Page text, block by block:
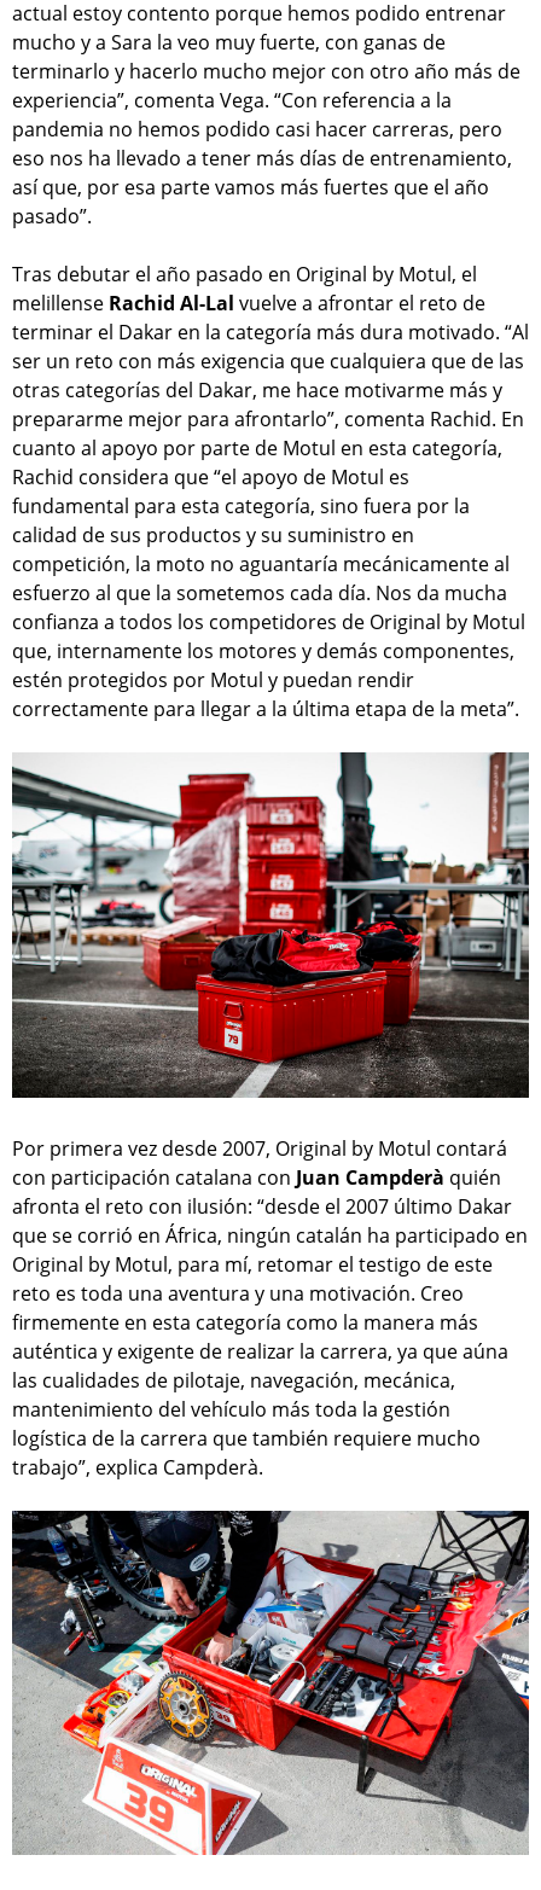
actual estoy contento porque hemos podido entrenar
mucho y a Sara la veo muy fuerte, con ganas de
terminarlo y hacerlo mucho mejor con otro año más de
experiencia”, comenta Vega. “Con referencia a la
pandemia no hemos podido casi hacer carreras, pero
eso nos ha llevado a tener más días de entrenamiento,
así que, por esa parte vamos más fuertes que el año
pasado”.
Tras debutar el año pasado en Original by Motul, el
melillense Rachid Al-Lal vuelve a afrontar el reto de
terminar el Dakar en la categoría más dura motivado. “Al
ser un reto con más exigencia que cualquiera que de las
otras categorías del Dakar, me hace motivarme más y
prepararme mejor para afrontarlo”, comenta Rachid. En
cuanto al apoyo por parte de Motul en esta categoría,
Rachid considera que “el apoyo de Motul es
fundamental para esta categoría, sino fuera por la
calidad de sus productos y su suministro en
competición, la moto no aguantaría mecánicamente al
esfuerzo al que la sometemos cada día. Nos da mucha
confianza a todos los competidores de Original by Motul
que, internamente los motores y demás componentes,
estén protegidos por Motul y puedan rendir
correctamente para llegar a la última etapa de la meta”.
Por primera vez desde 2007, Original by Motul contará
con participación catalana con Juan Campderà quién
afronta el reto con ilusión: “desde el 2007 último Dakar
que se corrió en África, ningún catalán ha participado en
Original by Motul, para mí, retomar el testigo de este
reto es toda una aventura y una motivación. Creo
firmemente en esta categoría como la manera más
auténtica y exigente de realizar la carrera, ya que aúna
las cualidades de pilotaje, navegación, mecánica,
mantenimiento del vehículo más toda la gestión
logística de la carrera que también requiere mucho
trabajo”, explica Campderà.